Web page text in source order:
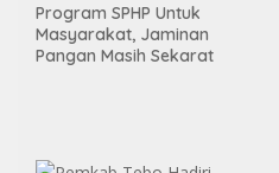
Program SPHP Untuk
Masyarakat, Jaminan
Pangan Masih Sekarat